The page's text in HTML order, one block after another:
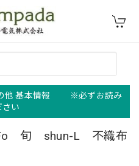
の他 基本情報 ※必ずお読み
さい
Fo 旬 shun-L 不織布